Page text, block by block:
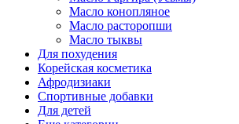
Масло конопляное
Масло расторопши
Масло тыквы
Для похудения
Корейская косметика
Афродизиаки
Спортивные добавки
Для детей